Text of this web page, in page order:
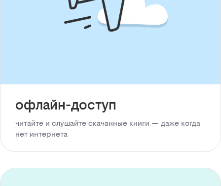
офлайн-доступ
читайте и слушайте скачанные книги — даже когда
нет интернета